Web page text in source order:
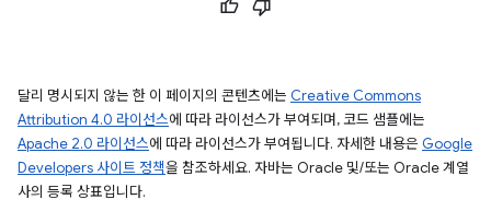
달리 명시되지 않는 한 이 페이지의 콘텐츠에는 Creative Commons
Attribution 4.0 라이선스에 따라 라이선스가 부여되며, 코드 샘플에는
Apache 2.0 라이선스에 따라 라이선스가 부여됩니다. 자세한 내용은 Google
Developers 사이트 정책을 참조하세요. 자바는 Oracle 및/또는 Oracle 계열
사의 등록 상표입니다.